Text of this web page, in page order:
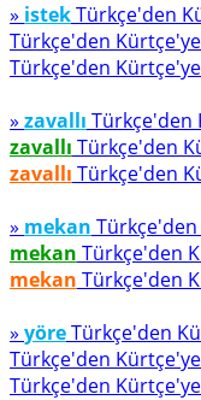
» istekTürkçe'den
Türkçe'den
Türkçe'den
» zavallı Türkçe'den
zavallı Türkçe'den
zavallı Türkçe'den
» mekan
mekan Türkçe'den
mekan Türkçe'den
» yöreTürkçe'den
Türkçe'den
Türkçe'den